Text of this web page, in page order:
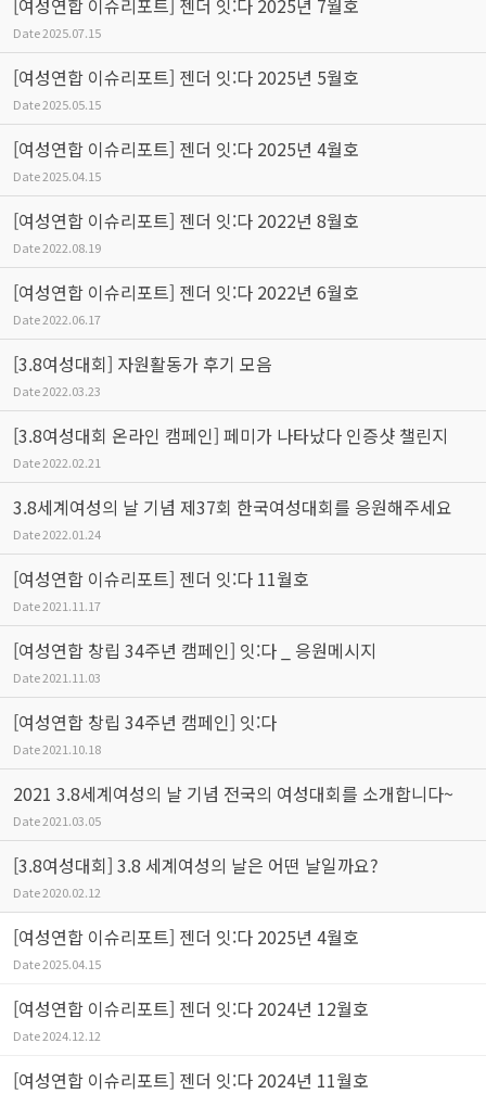
Date2025.07.15
[여성연합 이슈리포트] 젠더 잇:다 2025년 5월호
Date2025.05.15
[여성연합 이슈리포트] 젠더 잇:다 2025년 4월호
Date2025.04.15
[여성연합 이슈리포트] 젠더 잇:다 2022년 8월호
Date2022.08.19
[여성연합 이슈리포트] 젠더 잇:다 2022년 6월호
Date2022.06.17
[3.8여성대회] 자원활동가 후기 모음
Date2022.03.23
[3.8여성대회 온라인 캠페인] 페미가 나타났다 인증샷 챌린지
Date2022.02.21
3.8세계여성의 날 기념 제37회 한국여성대회를 응원해주세요
Date2022.01.24
[여성연합 이슈리포트] 젠더 잇:다 11월호
Date2021.11.17
[여성연합 창립 34주년 캠페인] 잇:다 _ 응원메시지
Date2021.11.03
[여성연합 창립 34주년 캠페인] 잇:다
Date2021.10.18
2021 3.8세계여성의 날 기념 전국의 여성대회를 소개합니다~
Date2021.03.05
[3.8여성대회] 3.8 세계여성의 날은 어떤 날일까요?
Date2020.02.12
[여성연합 이슈리포트] 젠더 잇:다 2025년 4월호
Date2025.04.15
[여성연합 이슈리포트] 젠더 잇:다 2024년 12월호
Date2024.12.12
[여성연합 이슈리포트] 젠더 잇:다 2024년 11월호